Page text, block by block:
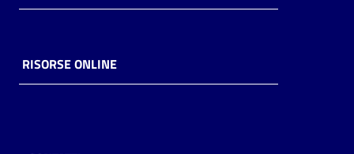
RISORSE ONLINE